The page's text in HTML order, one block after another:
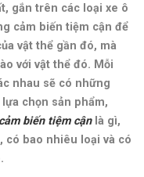
gắn trên các loại xe ô
cảm biến tiệm cận để
vật thể gần đó, mà
với vật thể đó. Mỗi
nhau sẽ có những
chọn sản phẩm,
cảm biến tiệm cậnlà gì,
có bao nhiêu loại và có